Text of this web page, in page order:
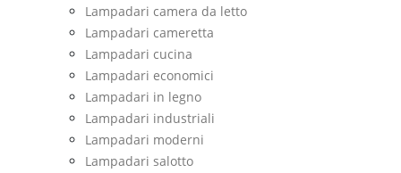
Lampadari camera da letto
Lampadari cameretta
Lampadari cucina
Lampadari economici
Lampadari in legno
Lampadari industriali
Lampadari moderni
Lampadari salotto